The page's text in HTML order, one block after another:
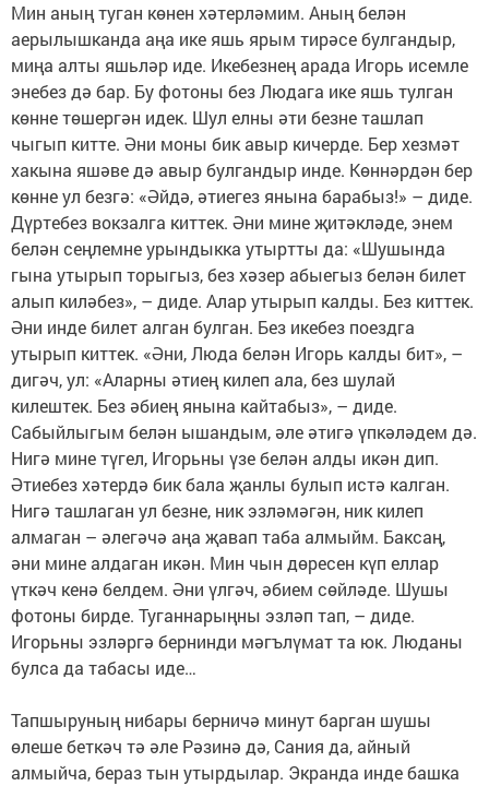
Мин аның туган көнен хәтерләмим. Аның белән
аерылышканда аңа ике яшь ярым тирәсе булгандыр,
миңа алты яшьләр иде. Икебезнең арада Игорь исемле
энебез дә бар. Бу фотоны без Людага ике яшь тулган
көнне төшергән идек. Шул елны әти безне ташлап
чыгып китте. Әни моны бик авыр кичерде. Бер хезмәт
хакына яшәве дә авыр булгандыр инде. Көннәрдән бер
көнне ул безгә: «Әйдә, әтиегез янына барабыз!» – диде.
Дүртебез вокзалга киттек. Әни мине җитәкләде, энем
белән сеңлемне урындыкка утыртты да: «Шушында
гына утырып торыгыз, без хәзер абыегыз белән билет
алып киләбез», – диде. Алар утырып калды. Без киттек.
Әни инде билет алган булган. Без икебез поездга
утырып киттек. «Әни, Люда белән Игорь калды бит», –
дигәч, ул: «Аларны әтиең килеп ала, без шулай
килештек. Без әбиең янына кайтабыз», – диде.
Сабыйлыгым белән ышандым, әле әтигә үпкәләдем дә.
Нигә мине түгел, Игорьны үзе белән алды икән дип.
Әтиебез хәтердә бик бала җанлы булып истә калган.
Нигә ташлаган ул безне, ник эзләмәгән, ник килеп
алмаган – әлегәчә аңа җавап таба алмыйм. Баксаң,
әни мине алдаган икән. Мин чын дөресен күп еллар
үткәч кенә белдем. Әни үлгәч, әбием сөйләде. Шушы
фотоны бирде. Туганнарыңны эзләп тап, – диде.
Игорьны эзләргә бернинди мәгълүмат та юк. Люданы
булса да табасы иде…
Тапшыруның нибары берничә минут барган шушы
өлеше беткәч тә әле Рәзинә дә, Сания да, айный
алмыйча, бераз тын утырдылар. Экранда инде башка